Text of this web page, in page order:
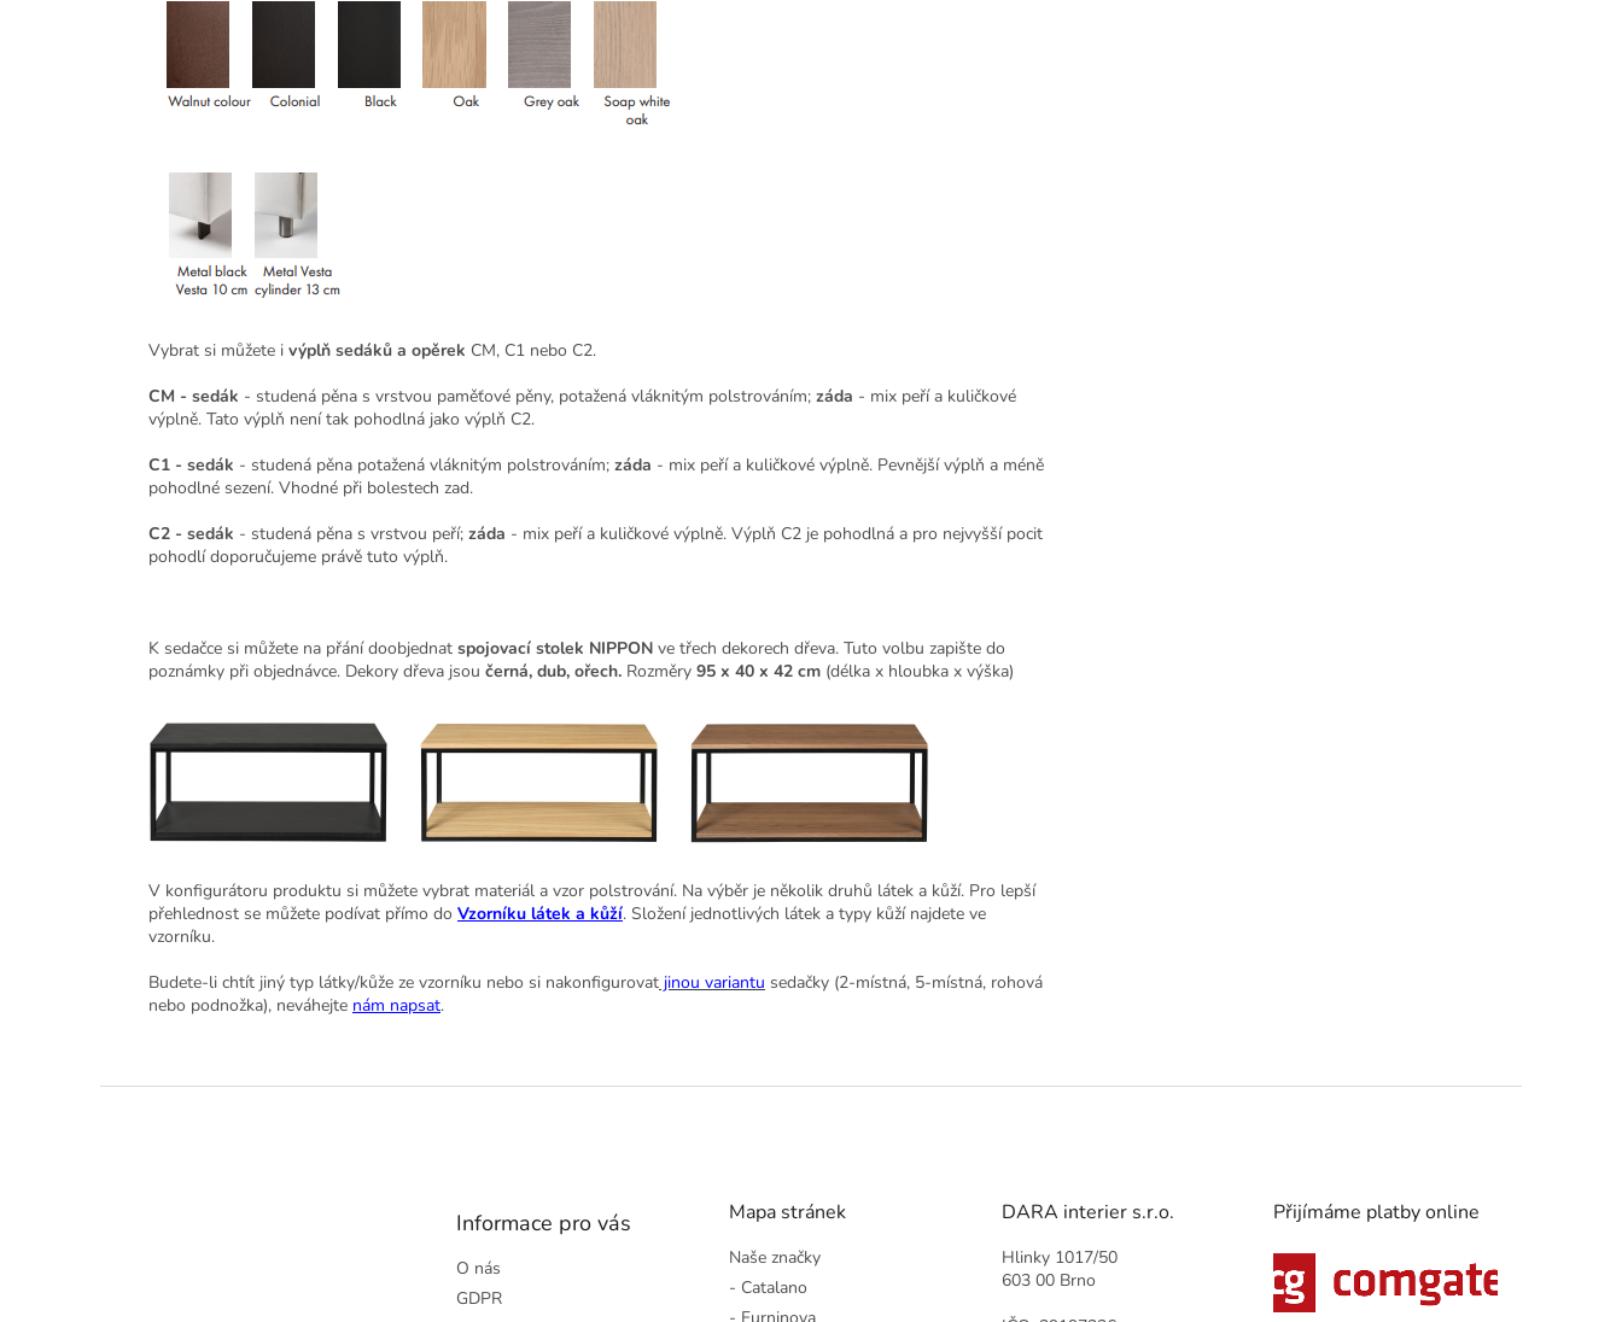
Vybrat si můžete i výplň sedáků a opěrek CM, C1 nebo C2.
CM - sedák - studená pěna s vrstvou paměťové pěny, potažená vláknitým polstrováním; záda - mix peří a kuličkové
výplně. Tato výplň není tak pohodlná jako výplň C2.
C1 - sedák - studená pěna potažená vláknitým polstrováním; záda - mix peří a kuličkové výplně. Pevnější výplň a méně
pohodlné sezení. Vhodné při bolestech zad.
C2 - sedák - studená pěna s vrstvou peří; záda - mix peří a kuličkové výplně. Výplň C2 je pohodlná a pro nejvyšší pocit
pohodlí doporučujeme právě tuto výplň.
K sedačce si můžete na přání doobjednat spojovací stolek NIPPON ve třech dekorech dřeva. Tuto volbu zapište do
poznámky při objednávce. Dekory dřeva jsou černá, dub, ořech. Rozměry 95 x 40 x 42 cm (délka x hloubka x výška)
V konfigurátoru produktu si můžete vybrat materiál a vzor polstrování. Na výběr je několik druhů látek a kůží. Pro lepší
přehlednost se můžete podívat přímo do Vzorníku látek a kůží. Složení jednotlivých látek a typy kůží najdete ve
vzorníku.
Budete-li chtít jiný typ látky/kůže ze vzorníku nebo si nakonfigurovat jinou variantu sedačky (2-místná, 5-místná, rohová
nebo podnožka), neváhejte nám napsat.
Informace pro vás
O nás
GDPR
Mapa stránek
Naše značky
- Catalano
DARA interier s.r.o.
Hlinky 1017/50
603 00 Brno
Přijímáme platby online